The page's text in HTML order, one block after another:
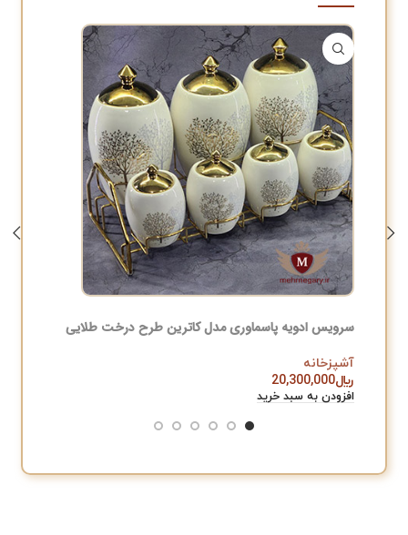
سرویس ادویه پاسماوری مدل کاترین طرح درخت طلایی
آشپزخانه
﷼20,300,000
افزودن به سبد خرید